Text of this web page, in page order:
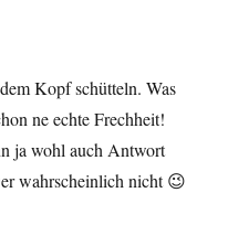
Kopf schütteln. Was
ne echte Frechheit!
ja wohl auch Antwort
wahrscheinlich nicht 😉